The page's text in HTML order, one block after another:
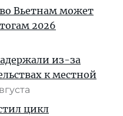
Вьетнам может
2026
из-за
к местной
цикл